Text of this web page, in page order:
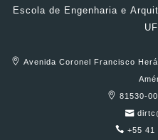
Escola de Engenharia e
Avenida Coronel Francisco
81530-
+55 41